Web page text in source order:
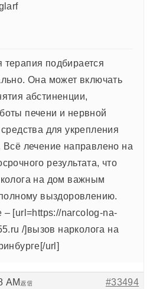
терапия подбирается
Она может включать
абстиненции,
печени и нервной
для укрепления
Всё лечение направлено на
результата, что
на дом важным
выздоровлению.
[url=https://narcolog-na-
/]вызов нарколога на
url]
AM #33494
返信